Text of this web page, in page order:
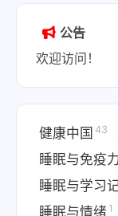
公告
欢迎访问！
健康中国 43
睡眠与免疫
睡眠与学习
睡眠与情绪 1